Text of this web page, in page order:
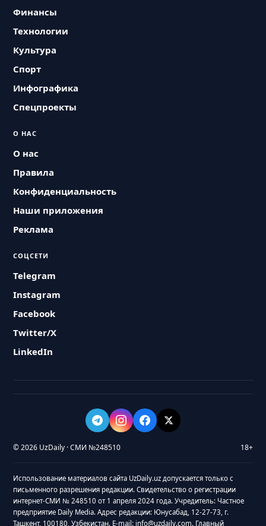
Финансы
Технологии
Культура
Спорт
Инфографика
Спецпроекты
О НАС
О нас
Правила
Конфиденциальность
Наши приложения
Реклама
СОЦСЕТИ
Telegram
Instagram
Facebook
Twitter/X
LinkedIn
© 2026 UzDaily · СМИ №248510 18+
Использование материалов сайта UzDaily.uz допускается только с
письменного разрешения редакции. Свидетельство о регистрации
интернет-СМИ № 248510 от 1 апреля 2024 года. Учредитель: Частное
предприятие Daily Media. Адрес редакции: Юнусабад, 12-27-73, г.
Ташкент, 100180, Узбекистан. E-mail: info@uzdaily.com. Главный